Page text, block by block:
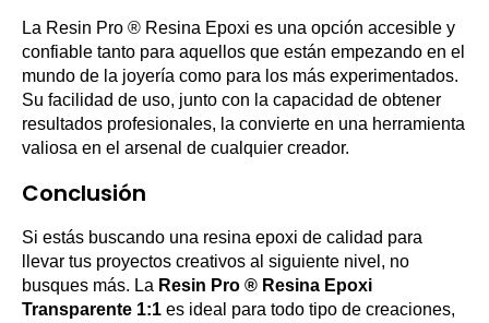
La Resin Pro ® Resina Epoxi es una opción accesible y
confiable tanto para aquellos que están empezando en el
mundo de la joyería como para los más experimentados.
Su facilidad de uso, junto con la capacidad de obtener
resultados profesionales, la convierte en una herramienta
valiosa en el arsenal de cualquier creador.
Conclusión
Si estás buscando una resina epoxi de calidad para
llevar tus proyectos creativos al siguiente nivel, no
busques más. La Resin Pro ® Resina Epoxi
Transparente 1:1 es ideal para todo tipo de creaciones,